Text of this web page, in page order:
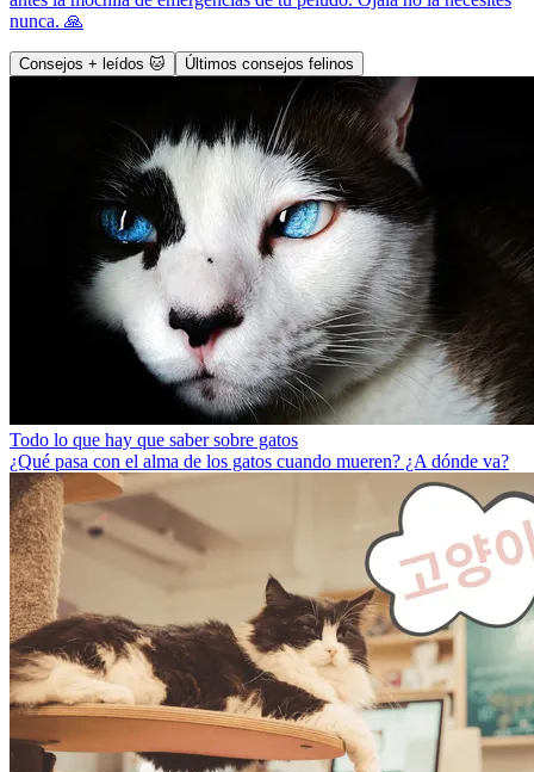
nunca. 🙏
Consejos + leídos 🐱 Últimos consejos felinos
Todo lo que hay que saber sobre gatos
¿Qué pasa con el alma de los gatos cuando mueren? ¿A dónde va?